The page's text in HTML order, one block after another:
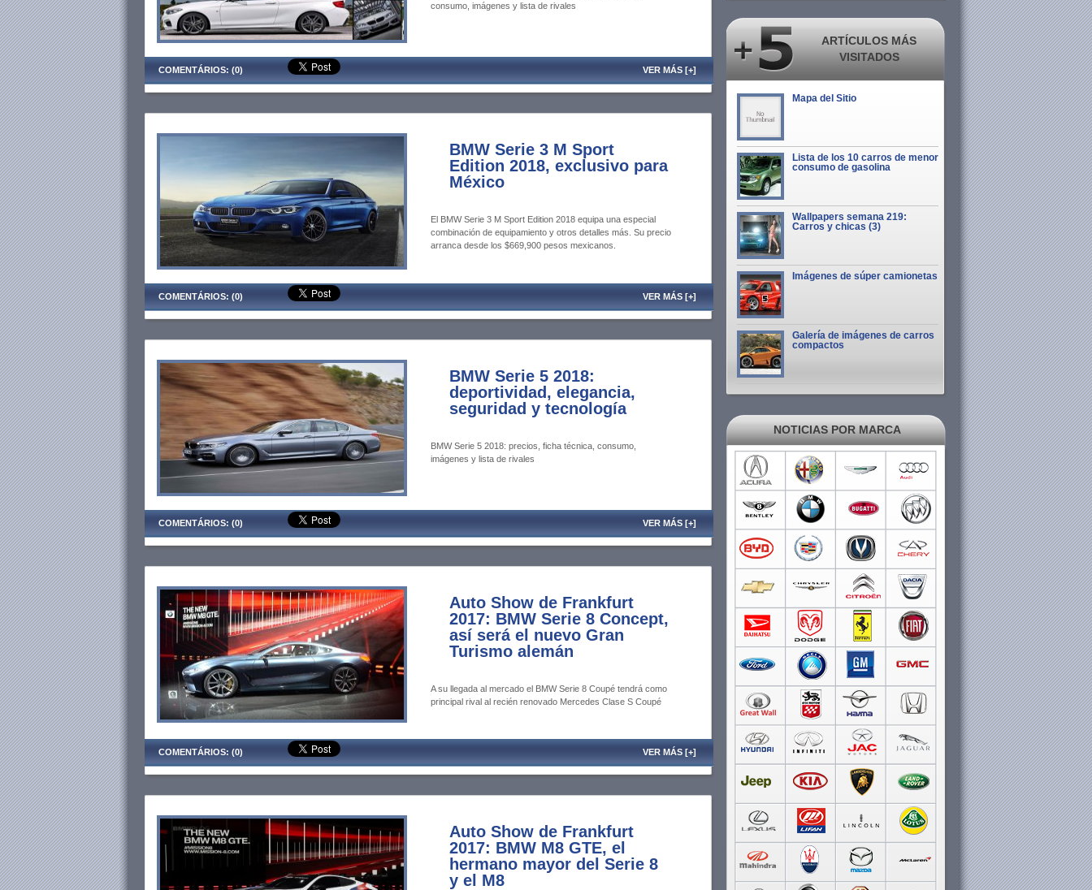
consumo, imágenes y lista de rivales
COMENTÁRIOS: (0) VER MÁS [+]
BMW Serie 3 M Sport
Edition 2018, exclusivo para
México
El BMW Serie 3 M Sport Edition 2018 equipa una especial
combinación de equipamiento y otros detalles más. Su precio
arranca desde los $669,900 pesos mexicanos.
COMENTÁRIOS: (0) VER MÁS [+]
BMW Serie 5 2018:
deportividad, elegancia,
seguridad y tecnología
BMW Serie 5 2018: precios, ficha técnica, consumo,
imágenes y lista de rivales
COMENTÁRIOS: (0) VER MÁS [+]
Auto Show de Frankfurt
2017: BMW Serie 8 Concept,
así será el nuevo Gran
Turismo alemán
A su llegada al mercado el BMW Serie 8 Coupé tendrá como
principal rival al recién renovado Mercedes Clase S Coupé
COMENTÁRIOS: (0) VER MÁS [+]
Auto Show de Frankfurt
2017: BMW M8 GTE, el
hermano mayor del Serie 8
y el M8
ARTÍCULOS MÁS
VISITADOS
Mapa del Sitio
Lista de los 10 carros de menor
consumo de gasolina
Wallpapers semana 219:
Carros y chicas (3)
Imágenes de súper camionetas
Galería de imágenes de carros
compactos
NOTICIAS POR MARCA